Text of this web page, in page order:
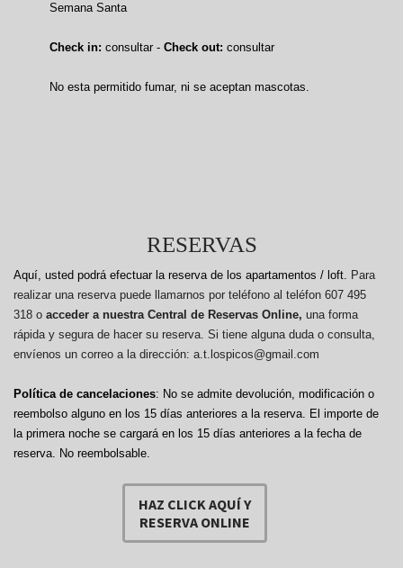
Semana Santa
Check in: consultar - Check out: consultar
No esta permitido fumar, ni se aceptan mascotas.
RESERVAS
Aquí, usted podrá efectuar la reserva de los apartamentos / loft. Para
realizar una reserva puede llamarnos por teléfono al teléfon 607 495
318 o acceder a nuestra Central de Reservas Online, una forma
rápida y segura de hacer su reserva. Si tiene alguna duda o consulta,
envíenos un correo a la dirección: a.t.lospicos@gmail.com
Política de cancelaciones: No se admite devolución, modificación o
reembolso alguno en los 15 días anteriores a la reserva. El importe de
la primera noche se cargará en los 15 días anteriores a la fecha de
reserva. No reembolsable.
HAZ CLICK AQUÍ Y
RESERVA ONLINE